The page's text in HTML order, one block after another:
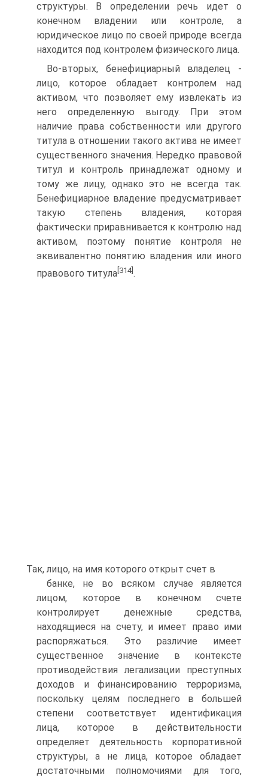
структуры. В определении речь идет о
конечном владении или контроле, а
юридическое лицо по своей природе всегда
находится под контролем физического лица.
Во-вторых, бенефициарный владелец -
лицо, которое обладает контролем над
активом, что позволяет ему извлекать из
него определенную выгоду. При этом
наличие права собственности или другого
титула в отношении такого актива не имеет
существенного значения. Нередко правовой
титул и контроль принадлежат одному и
тому же лицу, однако это не всегда так.
Бенефициарное владение предусматривает
такую степень владения, которая
фактически приравнивается к контролю над
активом, поэтому понятие контроля не
эквивалентно понятию владения или иного
правового титула [314].
Так, лицо, на имя которого открыт счет в
банке, не во всяком случае является
лицом, которое в конечном счете
контролирует денежные средства,
находящиеся на счету, и имеет право ими
распоряжаться. Это различие имеет
существенное значение в контексте
противодействия легализации преступных
доходов и финансированию терроризма,
поскольку целям последнего в большей
степени соответствует идентификация
лица, которое в действительности
определяет деятельность корпоративной
структуры, а не лица, которое обладает
достаточными полномочиями для того,